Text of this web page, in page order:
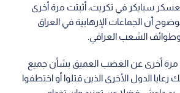
سبايكر في تكريت، أثبتت مرة أخرى
أن الجماعات الإرهابية في العراق
الشعب العراقي.
أخرى عن الغضب العميق بشأن جميع
رعايا الدول الأخرى الذين قتلوا أو اختطفوا